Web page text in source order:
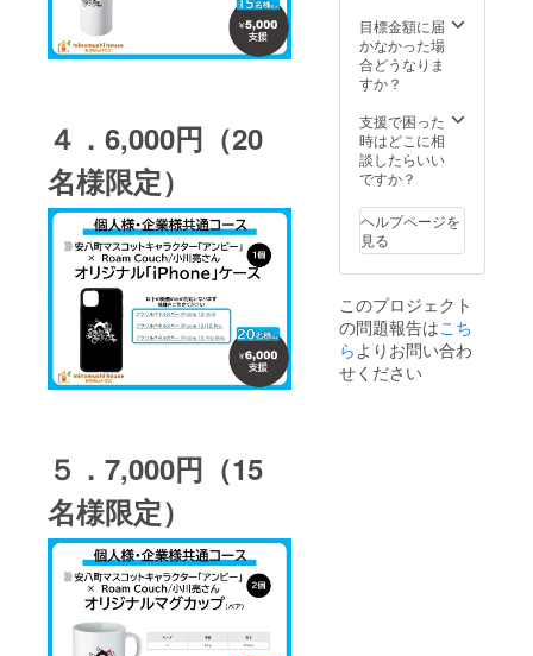
４．6,000円（20
名様限定）
５．7,000円（15
名様限定）
くださ
い
◆Roa
小川亮
さんを
サポー
トして
海圏の
オンラ
イン
ショッ
「FREE
DOM」
内でク
ラウド
ファン
目標金額に届
かなかった場
合どうなりま
すか？
支援で困った
時はどこに相
談したらいい
ですか？
ヘルプページを
見る
このプロジェクト
の問題報告はこち
らよりお問い合わ
せください